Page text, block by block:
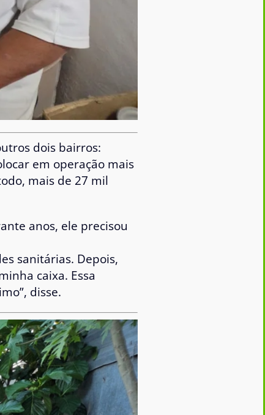
dois bairros:
em operação mais
mais de 27 mil
anos, ele precisou
sanitárias. Depois,
caixa. Essa
disse.